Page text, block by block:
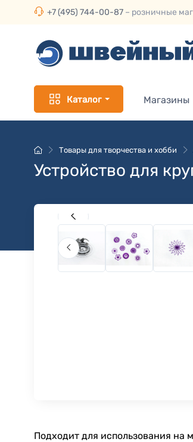
+7 (495) 744-00-87 – розничные
Каталог Магазины
Товары для творчества и хобби
Устройство для
Подходит для использования на